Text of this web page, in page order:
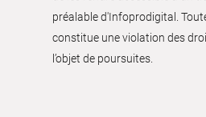
préalable d'Infoprodigital.
constitue une violation des
l’objet de poursuites.